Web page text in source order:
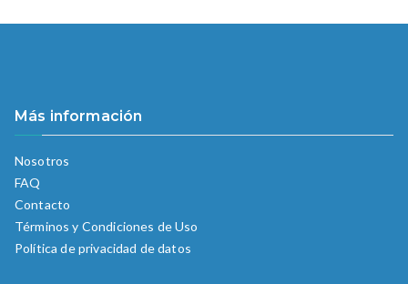
Más información
Nosotros
FAQ
Contacto
Términos y Condiciones de Uso
Política de privacidad de datos